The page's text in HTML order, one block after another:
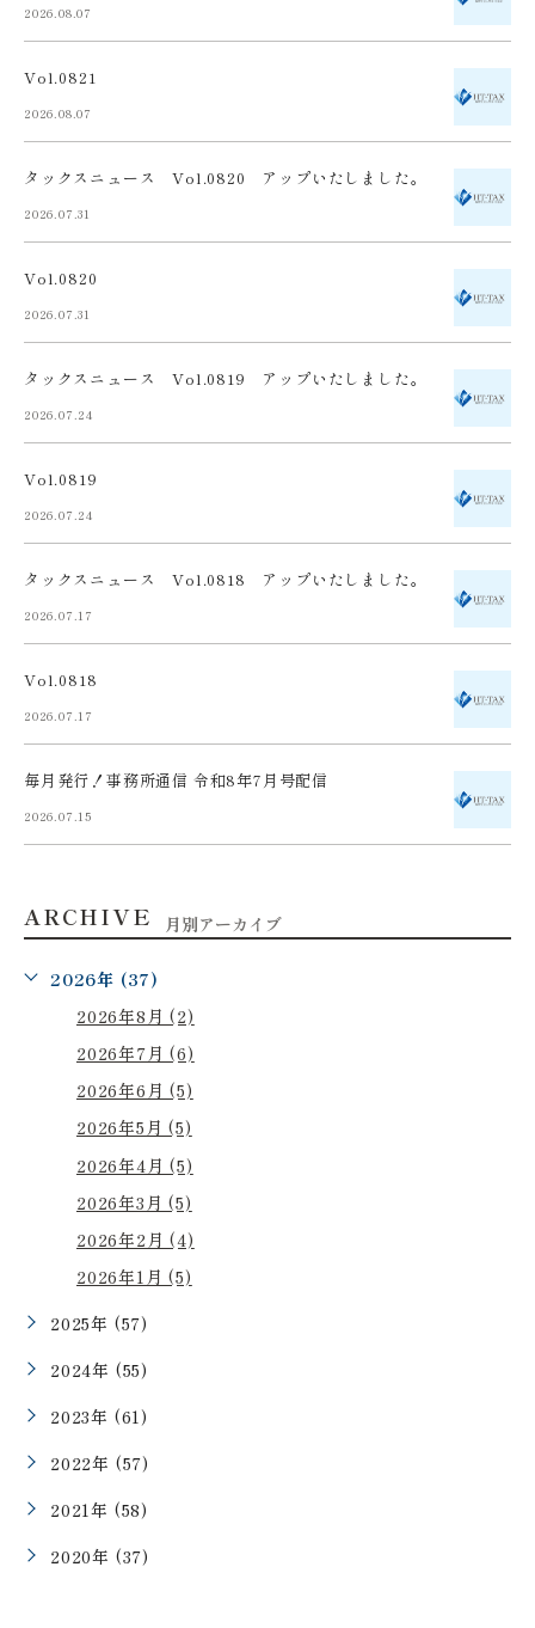
2026.08.07
Vol.0821
2026.08.07
タックスニュース Vol.0820 アップいたしました。
2026.07.31
Vol.0820
2026.07.31
タックスニュース Vol.0819 アップいたしました。
2026.07.24
Vol.0819
2026.07.24
タックスニュース Vol.0818 アップいたしました。
2026.07.17
Vol.0818
2026.07.17
毎月発行！事務所通信 令和8年7月号配信
2026.07.15
ARCHIVE 月別アーカイブ
2026年 (37)
2026年8月 (2)
2026年7月 (6)
2026年6月 (5)
2026年5月 (5)
2026年4月 (5)
2026年3月 (5)
2026年2月 (4)
2026年1月 (5)
2025年 (57)
2024年 (55)
2023年 (61)
2022年 (57)
2021年 (58)
2020年 (37)